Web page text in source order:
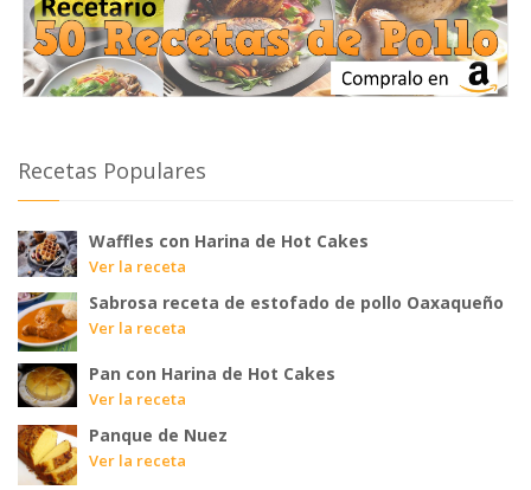
Recetas Populares
Waffles con Harina de Hot Cakes
Ver la receta
Sabrosa receta de estofado de pollo Oaxaqueño
Ver la receta
Pan con Harina de Hot Cakes
Ver la receta
Panque de Nuez
Ver la receta